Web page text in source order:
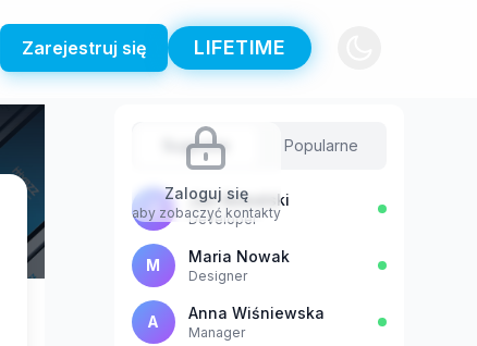
Zarejestruj się LIFETIME
Zaloguj się
aby zobaczyć kontakty
Sugestie Popularne
J Jan Kowalski
Developer
M Maria Nowak
Designer
A Anna Wiśniewska
Manager